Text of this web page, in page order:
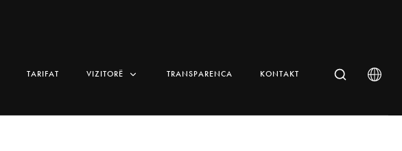
TARIFAT VIZITORË TRANSPARENCA KONTAKT